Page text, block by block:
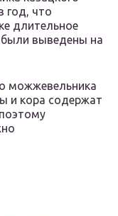
год, что
длительное
выведены на
можжевельника
и кора содержат